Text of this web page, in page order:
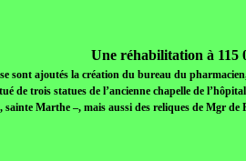
Une réhabilitation à 115
sont ajoutés la création du bureau du
de trois statues de l’ancienne chapelle de
sainte Marthe –, mais aussi des reliques de Mgr